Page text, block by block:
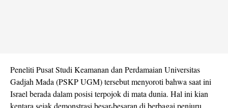
Peneliti Pusat Studi Keamanan dan Perdamaian Universitas
Gadjah Mada (PSKP UGM) tersebut menyoroti bahwa saat ini
Israel berada dalam posisi terpojok di mata dunia. Hal ini kian
kentara sejak demonstrasi besar-besaran di berbagai penjuru